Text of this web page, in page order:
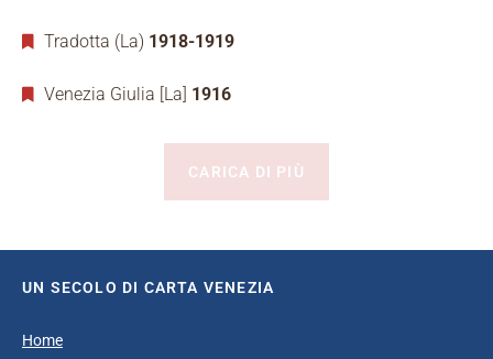
Tradotta (La) 1918-1919
Venezia Giulia [La] 1916
CARICA DI PIÙ
UN SECOLO DI CARTA VENEZIA
Home